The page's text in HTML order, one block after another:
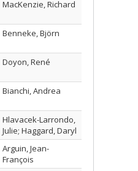
MacKenzie, Richard
Benneke, Björn
Doyon, René
Bianchi, Andrea
Hlavacek-Larrondo,
Julie; Haggard, Daryl
Arguin, Jean-
François